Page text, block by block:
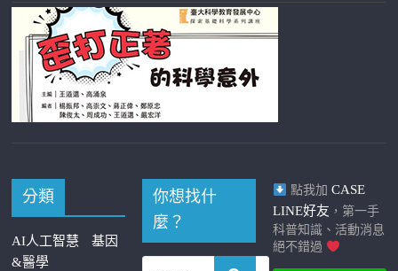
分類
AI人工智慧
基因
&醫學
你想找什
麼？
點我加 CASE
LINE好友 ，第一手
科普知識、活動消息
絕不錯過